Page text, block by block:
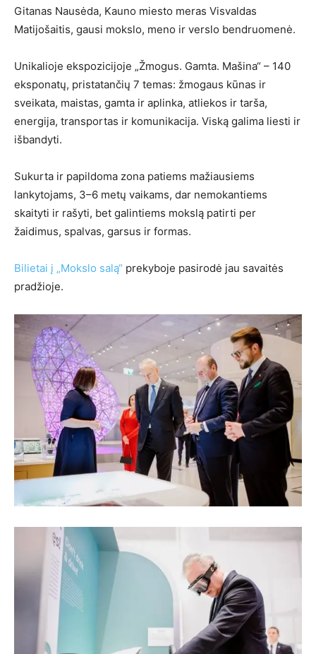
Gitanas Nausėda, Kauno miesto meras Visvaldas
Matijošaitis, gausi mokslo, meno ir verslo bendruomenė.
Unikalioje ekspozicijoje „Žmogus. Gamta. Mašina“ – 140
eksponatų, pristatančių 7 temas: žmogaus kūnas ir
sveikata, maistas, gamta ir aplinka, atliekos ir tarša,
energija, transportas ir komunikacija. Viską galima liesti ir
išbandyti.
Sukurta ir papildoma zona patiems mažiausiems
lankytojams, 3–6 metų vaikams, dar nemokantiems
skaityti ir rašyti, bet galintiems mokslą patirti per
žaidimus, spalvas, garsus ir formas.
Bilietai į „Mokslo salą“ prekyboje pasirodė jau savaitės
pradžioje.